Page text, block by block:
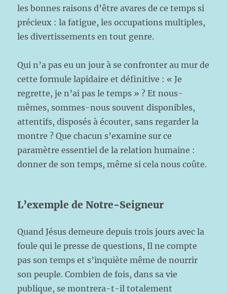
les bonnes raisons d’être avares de ce temps si
précieux : la fatigue, les occupations multiples,
les divertissements en tout genre.
Qui n’a pas eu un jour à se confronter au mur de
cette formule lapidaire et définitive : « Je
regrette, je n’ai pas le temps » ? Et nous-
mêmes, sommes-nous souvent disponibles,
attentifs, disposés à écouter, sans regarder la
montre ? Que chacun s’examine sur ce
paramètre essentiel de la relation humaine :
donner de son temps, même si cela nous coûte.
L’exemple de Notre-Seigneur
Quand Jésus demeure depuis trois jours avec la
foule qui le presse de questions, Il ne compte
pas son temps et s’inquiète même de nourrir
son peuple. Combien de fois, dans sa vie
publique, se montrera-t-il totalement